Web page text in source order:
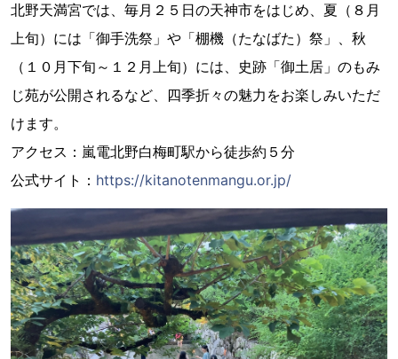
北野天満宮では、毎月２５日の天神市をはじめ、夏（８月
上旬）には「御手洗祭」や「棚機（たなばた）祭」、秋
（１０月下旬～１２月上旬）には、史跡「御土居」のもみ
じ苑が公開されるなど、四季折々の魅力をお楽しみいただ
けます。
アクセス：嵐電北野白梅町駅から徒歩約５分
公式サイト： https://kitanotenmangu.or.jp/